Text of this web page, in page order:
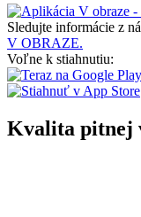
Sledujte informácie z
V OBRAZE.
Voľne k stiahnutiu:
Kvalita pitnej